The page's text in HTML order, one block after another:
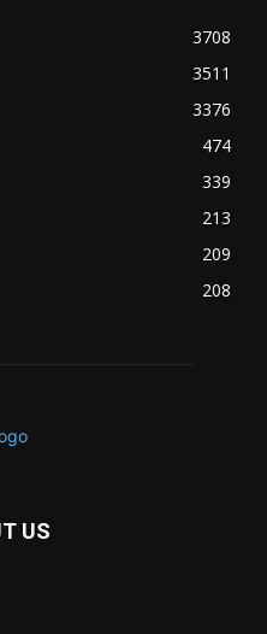
3708
3511
3376
474
339
213
209
208
US